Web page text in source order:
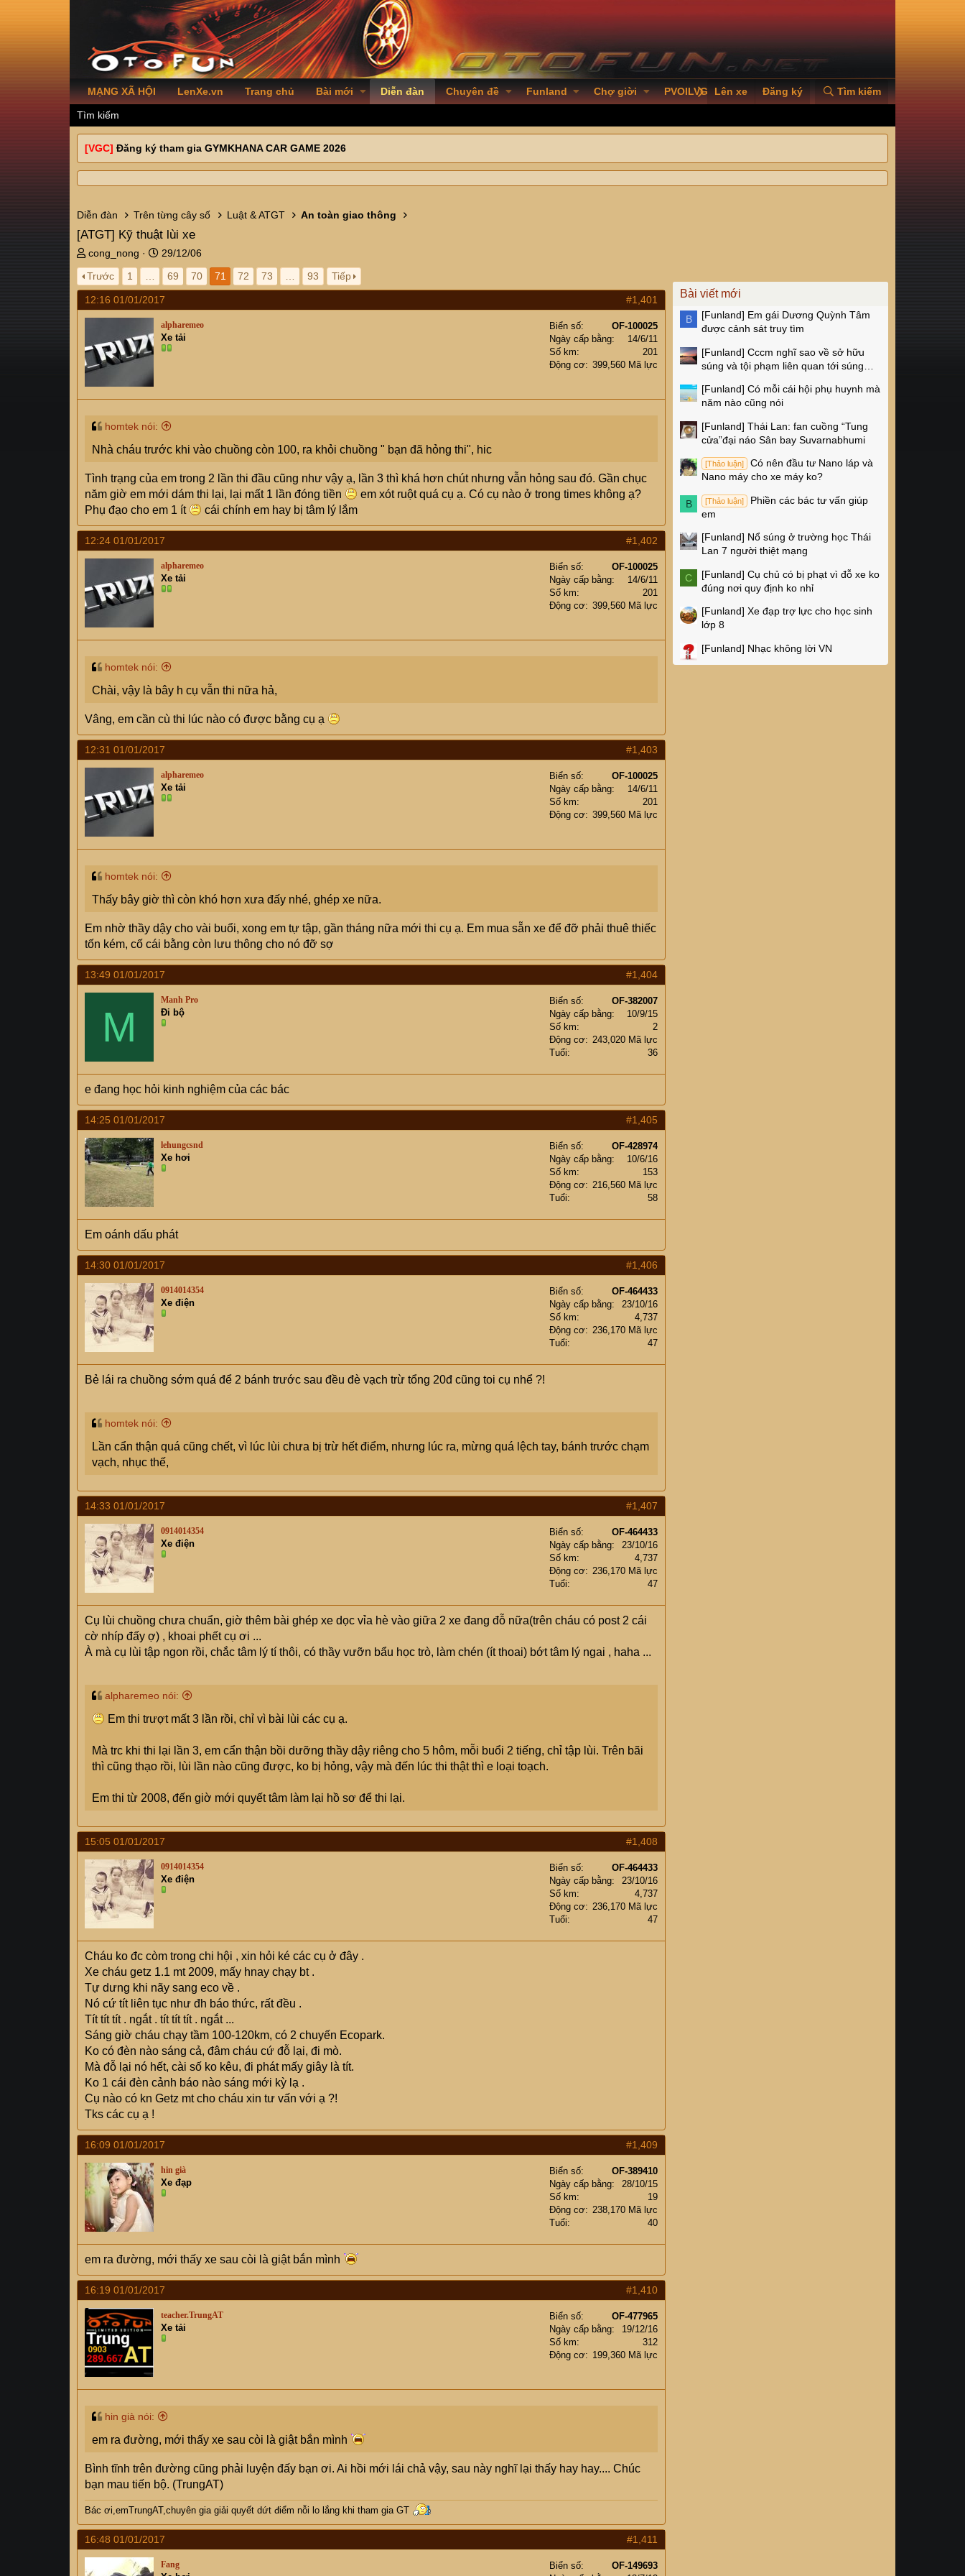
MẠNG XÃ HỘI LenXe.vn Trang chủ Bài mới Diễn đàn Chuyên đề Funland Chợ giời PVOILVGC2026
Lên xe Đăng ký Tìm kiếm
Tìm kiếm
[VGC] Đăng ký tham gia GYMKHANA CAR GAME 2026
Diễn đàn Trên từng cây số Luật & ATGT An toàn giao thông
[ATGT] Kỹ thuật lùi xe
T
h
r
e
a
d
t
r
t
e
cong_nong
N
g
y
g
ử
i
29/12/06
Trước
1 69 70 71 72 73 93 Tiếp
12:16 01/01/2017 #1,401
alpharemeo
Xe tải
Biển số
OF-100025
Ngày cấp bằng
14/6/11
Số km
201
Động cơ
399,560 Mã lực
homtek nói:
Nhà cháu trước khi vào chuồng còn 100, ra khỏi chuồng " bạn đã hỏng thi", hic
Tình trạng của em trong 2 lần thi đầu cũng như vậy ạ, lần 3 thì khá hơn chút nhưng vẫn hỏng sau đó. Gần chục
năm giờ em mới dám thi lại, lại mất 1 lần đóng tiền
em xót ruột quá cụ ạ. Có cụ nào ở trong times không ạ?
Phụ đạo cho em 1 ít
cái chính em hay bị tâm lý lắm
12:24 01/01/2017 #1,402
alpharemeo
Xe tải
Biển số
OF-100025
Ngày cấp bằng
14/6/11
Số km
201
Động cơ
399,560 Mã lực
homtek nói:
Chài, vậy là bây h cụ vẫn thi nữa hả,
Vâng, em cần cù thi lúc nào có được bằng cụ ạ
12:31 01/01/2017 #1,403
alpharemeo
Xe tải
Biển số
OF-100025
Ngày cấp bằng
14/6/11
Số km
201
Động cơ
399,560 Mã lực
homtek nói:
Thấy bây giờ thì còn khó hơn xưa đấy nhé, ghép xe nữa.
Em nhờ thầy dậy cho vài buổi, xong em tự tập, gần tháng nữa mới thi cụ ạ. Em mua sẵn xe để đỡ phải thuê thiếc
tốn kém, cố cái bằng còn lưu thông cho nó đỡ sợ
13:49 01/01/2017 #1,404
M
Manh Pro
Đi bộ
Biển số
OF-382007
Ngày cấp bằng
10/9/15
Số km
2
Động cơ
243,020 Mã lực
Tuổi
36
e đang học hỏi kinh nghiệm của các bác
14:25 01/01/2017 #1,405
lehungcsnd
Xe hơi
Biển số
OF-428974
Ngày cấp bằng
10/6/16
Số km
153
Động cơ
216,560 Mã lực
Tuổi
58
Em oánh dấu phát
14:30 01/01/2017 #1,406
0914014354
Xe điện
Biển số
OF-464433
Ngày cấp bằng
23/10/16
Số km
4,737
Động cơ
236,170 Mã lực
Tuổi
47
Bẻ lái ra chuồng sớm quá để 2 bánh trước sau đều đè vạch trừ tổng 20đ cũng toi cụ nhể ?!
homtek nói:
Lần cẩn thận quá cũng chết, vì lúc lùi chưa bị trừ hết điểm, nhưng lúc ra, mừng quá lệch tay, bánh trước chạm
vạch, nhục thế,
14:33 01/01/2017 #1,407
0914014354
Xe điện
Biển số
OF-464433
Ngày cấp bằng
23/10/16
Số km
4,737
Động cơ
236,170 Mã lực
Tuổi
47
Cụ lùi chuồng chưa chuẩn, giờ thêm bài ghép xe dọc vỉa hè vào giữa 2 xe đang đỗ nữa(trên cháu có post 2 cái
cờ nhíp đấy ợ) , khoai phết cụ ơi ...
À mà cụ lùi tập ngon rồi, chắc tâm lý tí thôi, có thầy vưỡn bẩu học trò, làm chén (ít thoai) bớt tâm lý ngai , haha ...
alpharemeo nói:
Em thi trượt mất 3 lần rồi, chỉ vì bài lùi các cụ ạ.
Mà trc khi thi lại lần 3, em cẩn thận bồi dưỡng thầy dậy riêng cho 5 hôm, mỗi buổi 2 tiếng, chỉ tập lùi. Trên bãi
thì cũng thạo rồi, lùi lần nào cũng được, ko bị hỏng, vậy mà đến lúc thi thật thì e loại toạch.
Em thi từ 2008, đến giờ mới quyết tâm làm lại hồ sơ để thi lại.
15:05 01/01/2017 #1,408
0914014354
Xe điện
Biển số
OF-464433
Ngày cấp bằng
23/10/16
Số km
4,737
Động cơ
236,170 Mã lực
Tuổi
47
Cháu ko đc còm trong chi hội , xin hỏi ké các cụ ở đây .
Xe cháu getz 1.1 mt 2009, mấy hnay chạy bt .
Tự dưng khi nãy sang eco về .
Nó cứ tít liên tục như đh báo thức, rất đều .
Tít tít tít . ngắt . tít tít tít . ngắt ...
Sáng giờ cháu chạy tầm 100-120km, có 2 chuyến Ecopark.
Ko có đèn nào sáng cả, đâm cháu cứ đỗ lại, đi mò.
Mà đỗ lại nó hết, cài số ko kêu, đi phát mấy giây là tít.
Ko 1 cái đèn cảnh báo nào sáng mới kỳ lạ .
Cụ nào có kn Getz mt cho cháu xin tư vấn với ạ ?!
Tks các cụ ạ !
16:09 01/01/2017 #1,409
hin già
Xe đạp
Biển số
OF-389410
Ngày cấp bằng
28/10/15
Số km
19
Động cơ
238,170 Mã lực
Tuổi
40
em ra đường, mới thấy xe sau còi là giật bắn mình
16:19 01/01/2017 #1,410
teacher.TrungAT
Xe tải
Biển số
OF-477965
Ngày cấp bằng
19/12/16
Số km
312
Động cơ
199,360 Mã lực
hin già nói:
em ra đường, mới thấy xe sau còi là giật bắn mình
Bình tĩnh trên đường cũng phải luyện đấy bạn ơi. Ai hồi mới lái chả vậy, sau này nghĩ lại thấy hay hay.... Chúc
bạn mau tiến bộ. (TrungAT)
Bác ơi,emTrungAT,chuyên gia giải quyết dứt điểm nỗi lo lắng khi tham gia GT
16:48 01/01/2017 #1,411
Fang Biển số
OF-149693
Bài viết mới
B [Funland] Em gái Dương Quỳnh Tâm
được cảnh sát truy tìm
[Funland] Cccm nghĩ sao về sở hữu
súng và tội phạm liên quan tới súng
[Funland] Có mỗi cái hội phụ huynh mà
năm nào cũng nói
[Funland] Thái Lan: fan cuồng “Tung
cửa”đại náo Sân bay Suvarnabhumi
[Thảo luận]
Có nên đầu tư Nano láp và
Nano máy cho xe máy ko?
B [Thảo luận]
Phiền các bác tư vấn giúp
em
[Funland] Nổ súng ở trường học Thái
Lan 7 người thiệt mạng
C [Funland] Cụ chủ có bị phạt vì đỗ xe ko
đúng nơi quy định ko nhỉ
[Funland] Xe đạp trợ lực cho học sinh
lớp 8
[Funland] Nhạc không lời VN